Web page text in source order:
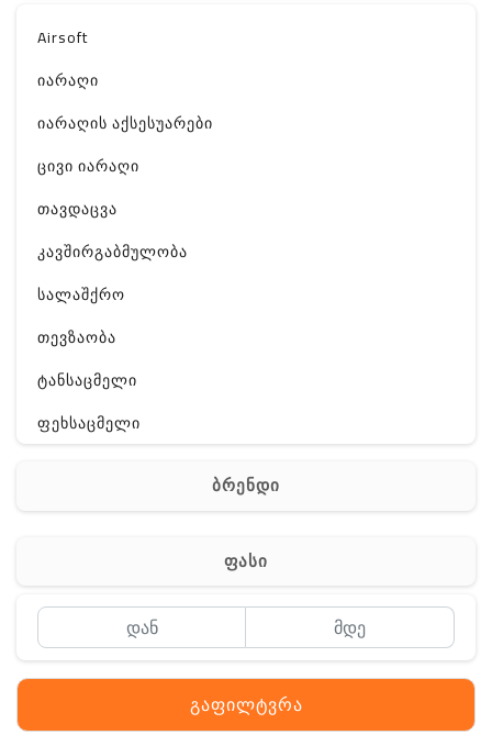
Airsoft
იარაღი
იარაღის აქსესუარები
ცივი იარაღი
თავდაცვა
კავშირგაბმულობა
სალაშქრო
თევზაობა
ტანსაცმელი
ფეხსაცმელი
აქსესუარები
Off-Road
ბრენდი
ფასი
გაფილტვრა